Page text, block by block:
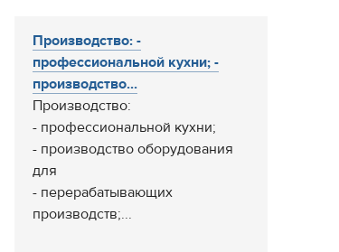
Производство: -
профессиональной кухни; -
производство...
Производство:
- профессиональной кухни;
- производство оборудования
для
- перерабатывающих
производств;...